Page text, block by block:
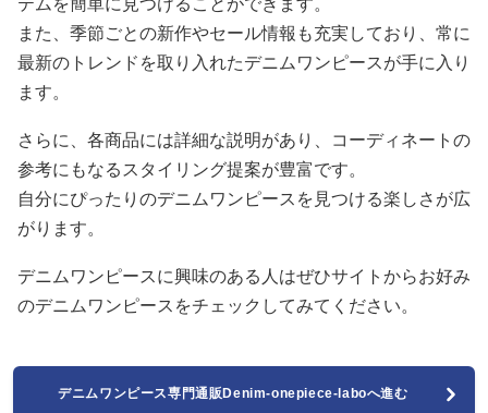
テムを簡単に見つけることができます。
また、季節ごとの新作やセール情報も充実しており、常に
最新のトレンドを取り入れたデニムワンピースが手に入り
ます。
さらに、各商品には詳細な説明があり、コーディネートの
参考にもなるスタイリング提案が豊富です。
自分にぴったりのデニムワンピースを見つける楽しさが広
がります。
デニムワンピースに興味のある人はぜひサイトからお好み
のデニムワンピースをチェックしてみてください。
デニムワンピース専門通販Denim-onepiece-laboへ進む